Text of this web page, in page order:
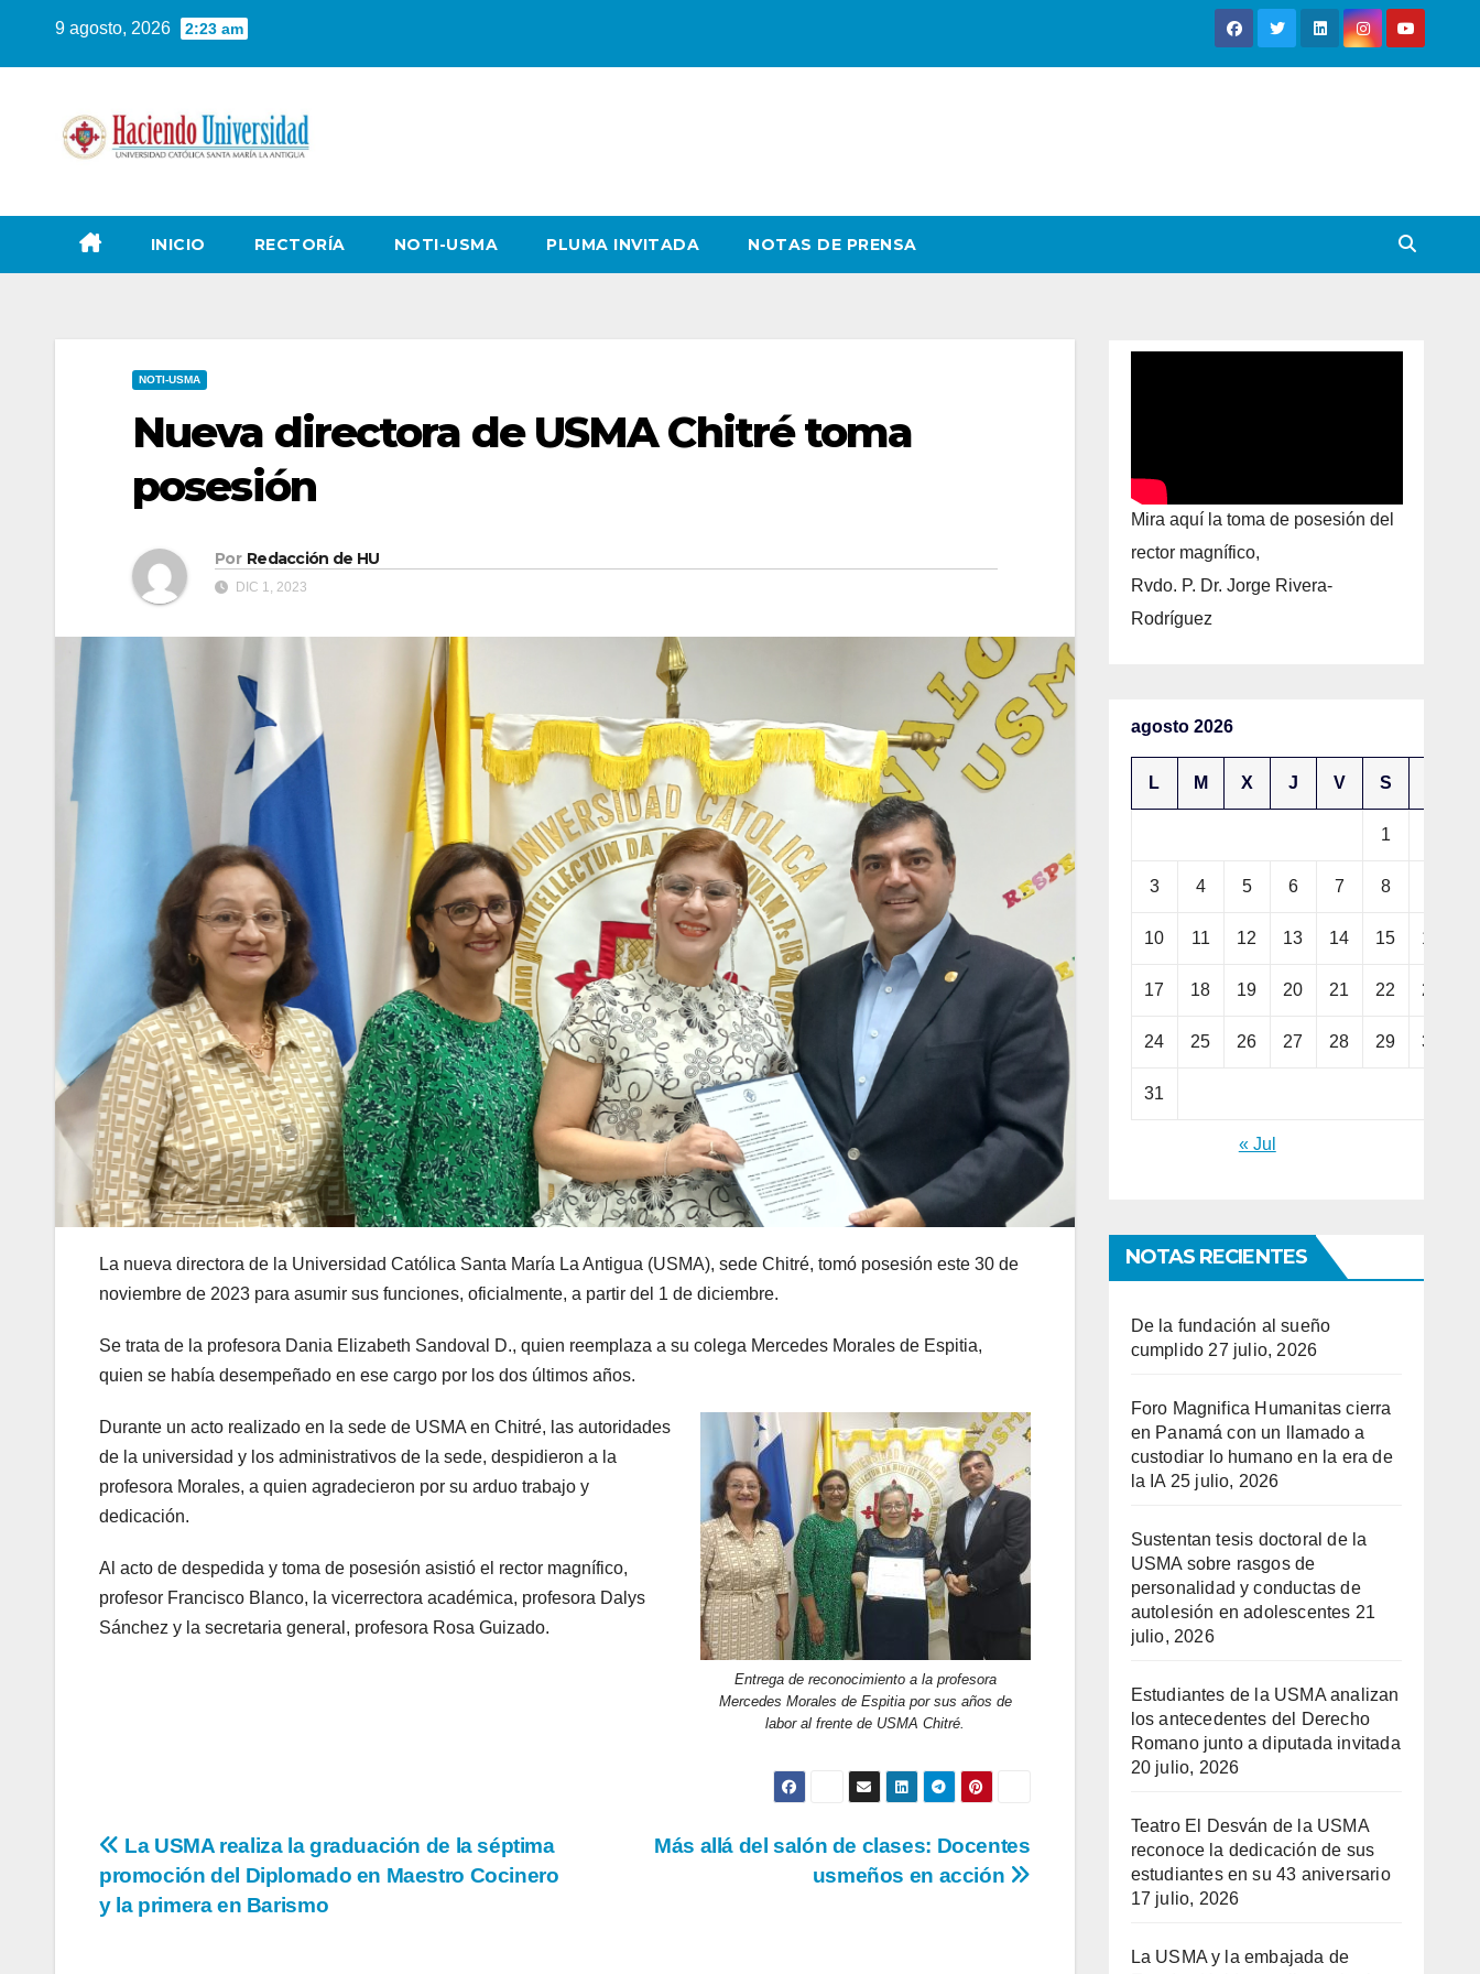
9 agosto, 2026 2:23 am
INICIO RECTORÍA NOTI-USMA PLUMA INVITADA NOTAS DE PRENSA
NOTI-USMA
Nueva directora de USMA Chitré toma
posesión
Por Redacción de HU
DIC 1, 2023
La nueva directora de la Universidad Católica Santa María La Antigua (USMA), sede Chitré, tomó posesión este 30 de
noviembre de 2023 para asumir sus funciones, oficialmente, a partir del 1 de diciembre.
Se trata de la profesora Dania Elizabeth Sandoval D., quien reemplaza a su colega Mercedes Morales de Espitia,
quien se había desempeñado en ese cargo por los dos últimos años.
Entrega de reconocimiento a la profesora
Mercedes Morales de Espitia por sus años de
labor al frente de USMA Chitré.
Durante un acto realizado en la sede de USMA en Chitré, las autoridades
de la universidad y los administrativos de la sede, despidieron a la
profesora Morales, a quien agradecieron por su arduo trabajo y
dedicación.
Al acto de despedida y toma de posesión asistió el rector magnífico,
profesor Francisco Blanco, la vicerrectora académica, profesora Dalys
Sánchez y la secretaria general, profesora Rosa Guizado.
Más allá del salón de clases: Docentes
usmeños en acción
La USMA realiza la graduación de la séptima
promoción del Diplomado en Maestro Cocinero
y la primera en Barismo
Mira aquí la toma de posesión del
rector magnífico,
Rvdo. P. Dr. Jorge Rivera-
Rodríguez
agosto 2026
L M X J V S
1
3 4 5 6 7 8
10 11 12 13 14 15 16
17 18 19 20 21 22 23
24 25 26 27 28 29 30
31
« Jul
NOTAS RECIENTES
De la fundación al sueño
cumplido 27 julio, 2026
Foro Magnifica Humanitas cierra
en Panamá con un llamado a
custodiar lo humano en la era de
la IA 25 julio, 2026
Sustentan tesis doctoral de la
USMA sobre rasgos de
personalidad y conductas de
autolesión en adolescentes 21
julio, 2026
Estudiantes de la USMA analizan
los antecedentes del Derecho
Romano junto a diputada invitada
20 julio, 2026
Teatro El Desván de la USMA
reconoce la dedicación de sus
estudiantes en su 43 aniversario
17 julio, 2026
La USMA y la embajada de